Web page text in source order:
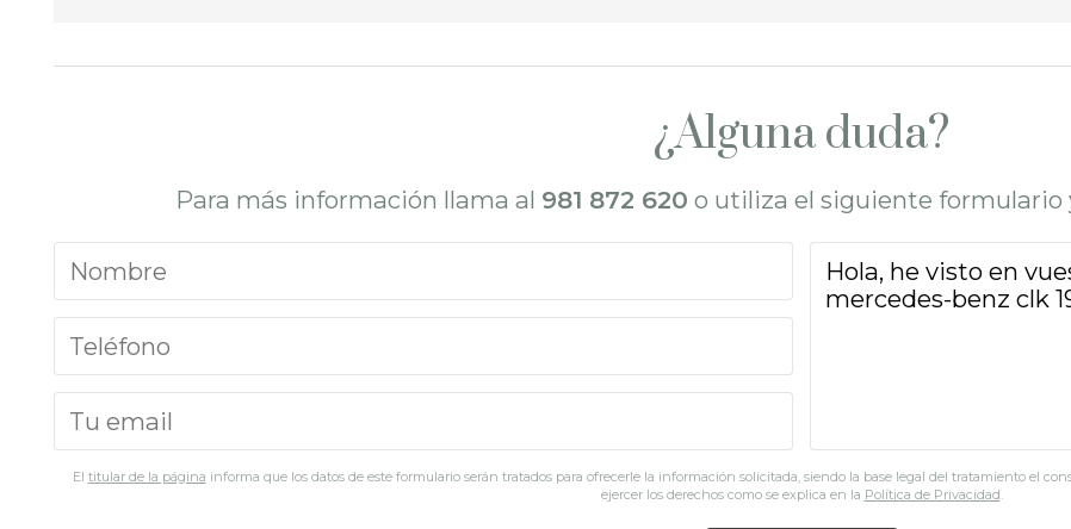
¿Alguna duda?
Para más información llama al 981 872 620 o utiliza el siguiente formulario
El titular de la página informa que los datos de este formulario serán tratados para ofrecerle la información solicitada, siendo la base legal del tratamiento el
ejercer los derechos como se explica en la Política de Privacidad